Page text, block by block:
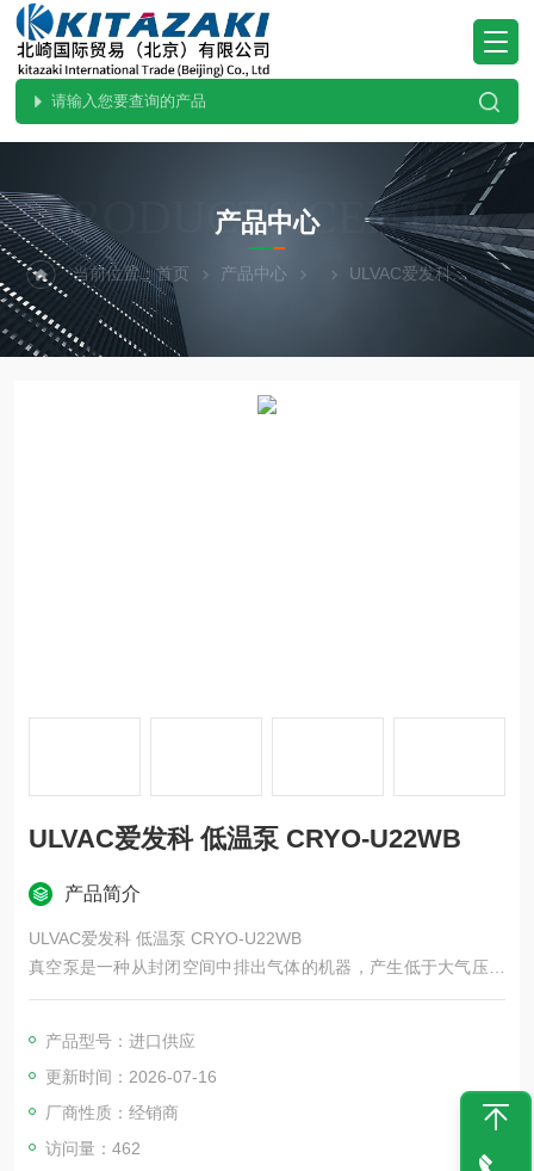
PRODUCTS CENTER
产品中心
当前位置：首页 产品中心 ULVAC爱发科 进口
ULVAC爱发科 低温泵 CRYO-U22WB
产品简介
ULVAC爱发科 低温泵 CRYO-U22WB
真空泵是一种从封闭空间中排出气体的机器，产生低于大气压的
压力状态（真空）。 真空泵的种类很多，根据泵的机构和速度不
产品型号：进口供应
更新时间：2026-07-16
厂商性质：经销商
访问量：462